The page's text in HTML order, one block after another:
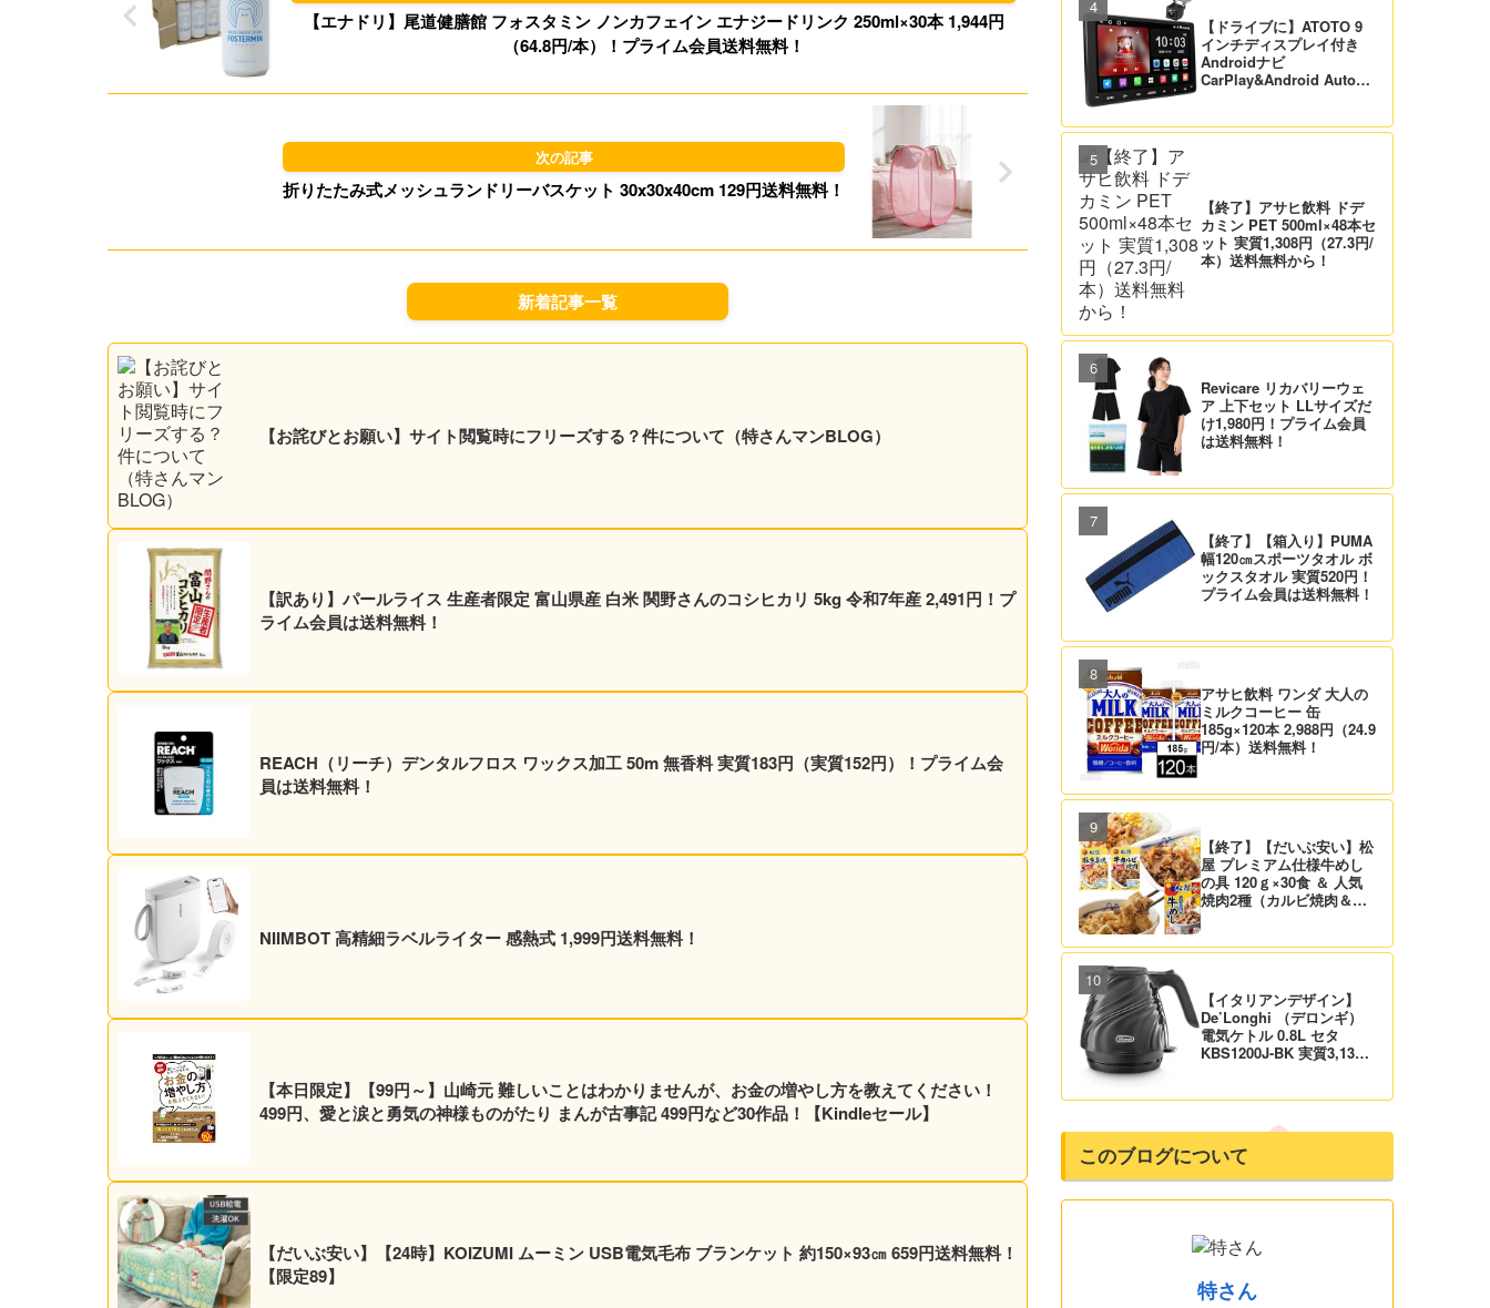
n
【エナドリ】尾道健膳館 フォスタミン ノンカフェイン エナジードリンク 250ml×30本 1,944円
（64.8円/本）！プライム会員送料無料！
折りたたみ式メッシュランドリーバスケット 30x30x40cm 129円送料無料！
新着記事一覧
【お詫びとお願い】サイト閲覧時にフリーズする？件について（特さんマンBLOG）
【訳あり】パールライス 生産者限定 富山県産 白米 関野さんのコシヒカリ 5kg 令和7年産 2,491円！プ
ライム会員は送料無料！
REACH（リーチ）デンタルフロス ワックス加工 50m 無香料 実質183円（実質152円）！プライム会
員は送料無料！
NIIMBOT 高精細ラベルライター 感熱式 1,999円送料無料！
【本日限定】【99円～】山崎元 難しいことはわかりませんが、お金の増やし方を教えてください！
499円、愛と涙と勇気の神様ものがたり まんが古事記 499円など30作品！【Kindleセール】
【だいぶ安い】【24時】KOIZUMI ムーミン USB電気毛布 ブランケット 約150×93㎝ 659円送料無料！
【限定89】
【ドライブに】ATOTO 9
インチディスプレイ付き
Androidナビ
CarPlay&Android Auto対
【終了】アサヒ飲料 ドデ
カミン PET 500ml×48本セ
ット 実質1,308円（27.3円/
本）送料無料から！
Revicare リカバリーウェ
ア 上下セット LLサイズだ
け1,980円！プライム会員
は送料無料！
【終了】【箱入り】PUMA
幅120㎝スポーツタオル ボ
ックスタオル 実質520円！
プライム会員は送料無料！
アサヒ飲料 ワンダ 大人の
ミルクコーヒー 缶
185g×120本 2,988円（24.9
円/本）送料無料！
【終了】【だいぶ安い】松
屋 プレミアム仕様牛めし
の具 120ｇ×30食 ＆ 人気
焼肉2種（カルビ焼肉＆生
料！
【イタリアンデザイン】
De’Longhi （デロンギ）
電気ケトル 0.8L セタ
KBS1200J-BK 実質3,132
このブログについて
特さん